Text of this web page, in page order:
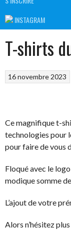
INSTAGRAM
T-shirts
16 novembre 2023
Ce magnifique t-
technologies pour
pour faire de vous
Floqué avec le
modique somme
L’ajout de votre
Alors n’hésitez